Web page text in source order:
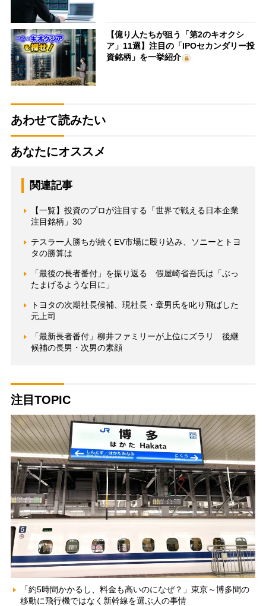
【億り人たちが狙う「第2のキオクシ
ア」11選】注目の「IPOセカンダリー投
資銘柄」を一挙紹介
あわせて読みたい
あなたにオススメ
関連記事
【一覧】投資のプロが注目する「世界で戦える日本企業
注目銘柄」30
テスラ一人勝ちが続くEV市場に殴り込み、ソニーとトヨ
タの勝算は
「最後の長者番付」を振り返る 假屋崎省吾氏は「ぶっ
たまげるような目に」
トヨタの次期社長候補、現社長・章男氏を叱り飛ばした
元上司
「最新長者番付」柳井ファミリーが上位にズラリ 後継
候補の長男・次男の素顔
注目TOPIC
「約5時間かかるし、料金も高いのになぜ？」東京～博多間の
移動に飛行機ではなく新幹線を選ぶ人の事情